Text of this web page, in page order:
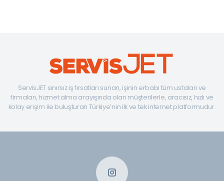
ServisJET sınırsız iş fırsatları sunan, işinin erbabı tüm ustaları ve
firmaları, hizmet alma arayışında olan müşterilerle, aracısız, hızlı ve
kolay erişim ile buluşturan Türkiye’nin ilk ve tek internet platformudur.